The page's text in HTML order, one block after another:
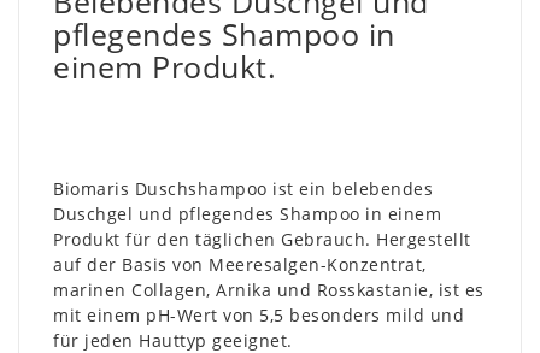
pflegendes Shampoo in
einem Produkt.
Biomaris Duschshampoo ist ein belebendes
Duschgel und pflegendes Shampoo in einem
Produkt für den täglichen Gebrauch. Hergestellt
auf der Basis von Meeresalgen-Konzentrat,
marinen Collagen, Arnika und Rosskastanie, ist es
mit einem pH-Wert von 5,5 besonders mild und
für jeden Hauttyp geeignet.